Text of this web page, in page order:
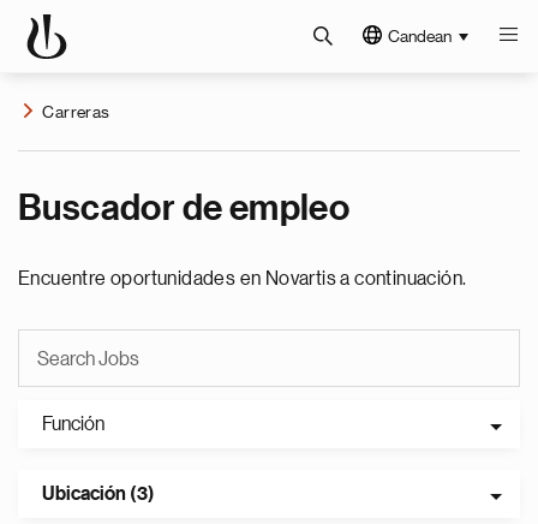
Candean
Carreras
Buscador de empleo
Encuentre oportunidades en Novartis a continuación.
Función
Ubicación (3)